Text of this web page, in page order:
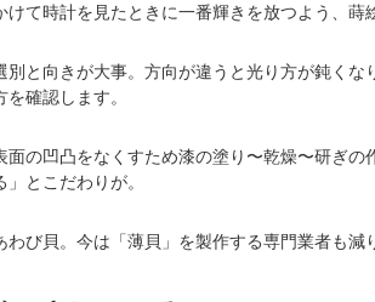
けて時計を見たときに一番輝きを放つよう、
別と向きが大事。方向が違うと光り方が鈍く
確認します。
面の凹凸をなくすため漆の塗り〜乾燥〜研ぎ
とこだわりが。
わび貝。今は「薄貝」を製作する専門業者も